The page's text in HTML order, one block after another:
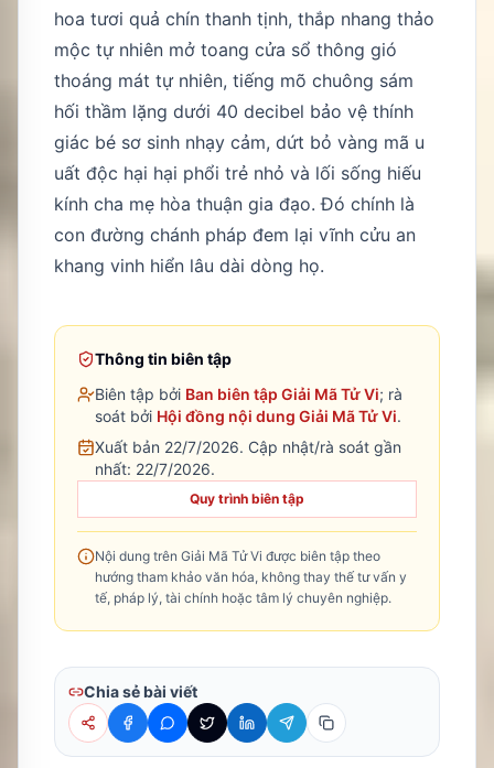
hoa tươi quả chín thanh tịnh, thắp nhang thảo
mộc tự nhiên mở toang cửa sổ thông gió
thoáng mát tự nhiên, tiếng mõ chuông sám
hối thầm lặng dưới 40 decibel bảo vệ thính
giác bé sơ sinh nhạy cảm, dứt bỏ vàng mã u
uất độc hại hại phổi trẻ nhỏ và lối sống hiếu
kính cha mẹ hòa thuận gia đạo. Đó chính là
con đường chánh pháp đem lại vĩnh cửu an
khang vinh hiển lâu dài dòng họ.
Thông tin biên tập
Biên tập bởi Ban biên tập Giải Mã Tử Vi; rà
soát bởi Hội đồng nội dung Giải Mã Tử Vi.
Xuất bản 22/7/2026. Cập nhật/rà soát gần
nhất: 22/7/2026.
Quy trình biên tập
Nội dung trên Giải Mã Tử Vi được biên tập theo
hướng tham khảo văn hóa, không thay thế tư vấn y
tế, pháp lý, tài chính hoặc tâm lý chuyên nghiệp.
Chia sẻ bài viết